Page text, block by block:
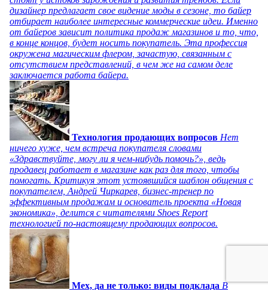
дизайнер предлагает свое видение моды в сезоне, то байер
отбирает наиболее интересные коммерческие идеи. Именно
от байеров зависит политика продаж магазинов и то, что,
в конце концов, будет носить покупатель. Эта профессия
окружена магическим флером, зачастую, связанным с
отсутствием представлений, в чем же на самом деле
заключается работа байера.
Технология продающих вопросов Нет
ничего хуже, чем встреча покупателя словами
«Здравствуйте, могу ли я чем-нибудь помочь?», ведь
продавец работает в магазине как раз для того, чтобы
помогать. Критикуя этот устоявшийся шаблон общения с
покупателем, Андрей Чиркарев, бизнес-тренер по
эффективным продажам и основатель проекта «Новая
экономика», делится с читателями Shoes Report
технологией по-настоящему продающих вопросов.
Мех, да не только: виды подклада В